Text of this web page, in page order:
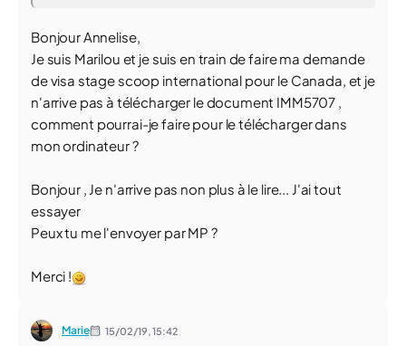
Bonjour Annelise,
Je suis Marilou et je suis en train de faire ma demande
de visa stage scoop international pour le Canada, et je
n'arrive pas à télécharger le document IMM5707 ,
comment pourrai-je faire pour le télécharger dans
mon ordinateur ?
Bonjour , Je n'arrive pas non plus à le lire... J'ai tout
essayer
Peux tu me l'envoyer par MP ?
Merci !
Marie 15/02/19,15:42